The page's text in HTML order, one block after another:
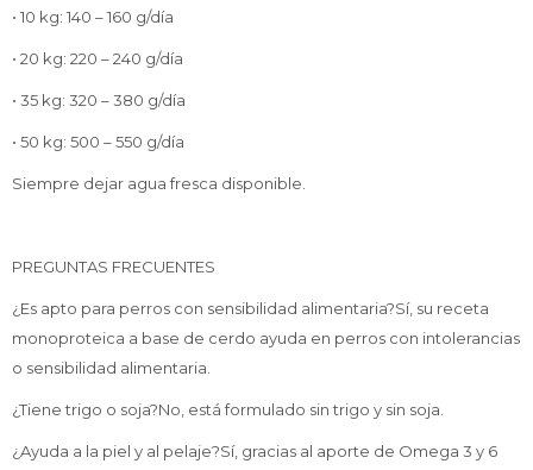
• 10 kg: 140 – 160 g/día
• 20 kg: 220 – 240 g/día
• 35 kg: 320 – 380 g/día
• 50 kg: 500 – 550 g/día
Siempre dejar agua fresca disponible.
PREGUNTAS FRECUENTES
¿Es apto para perros con sensibilidad alimentaria?Sí, su receta
monoproteica a base de cerdo ayuda en perros con intolerancias
o sensibilidad alimentaria.
¿Tiene trigo o soja?No, está formulado sin trigo y sin soja.
¿Ayuda a la piel y al pelaje?Sí, gracias al aporte de Omega 3 y 6